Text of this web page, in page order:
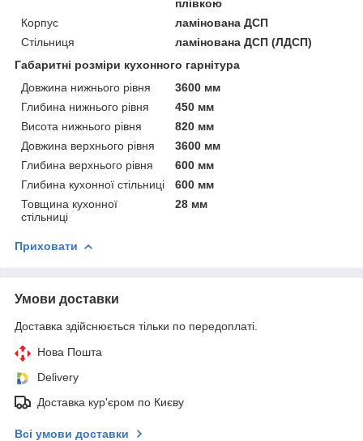
плівкою
Корпус
ламінована ДСП
Стільниця
ламінована ДСП (ЛДСП)
Габаритні розміри кухонного гарнітура
Довжина нижнього рівня
3600 мм
Глибина нижнього рівня
450 мм
Висота нижнього рівня
820 мм
Довжина верхнього рівня
3600 мм
Глибина верхнього рівня
600 мм
Глибина кухонної стільниці
600 мм
Товщина кухонної
стільниці
28 мм
Приховати
Умови доставки
Доставка здійснюється тільки по передоплаті.
Нова Пошта
Delivery
Доставка кур'єром по Києву
Всі умови доставки